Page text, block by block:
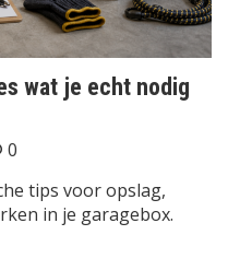
wat je echt nodig
0
tips voor opslag,
in je garagebox.